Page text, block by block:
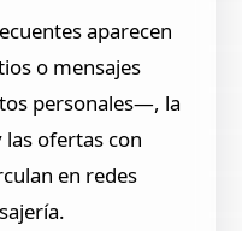
aparecen
o mensajes
personales—, la
ofertas con
en redes